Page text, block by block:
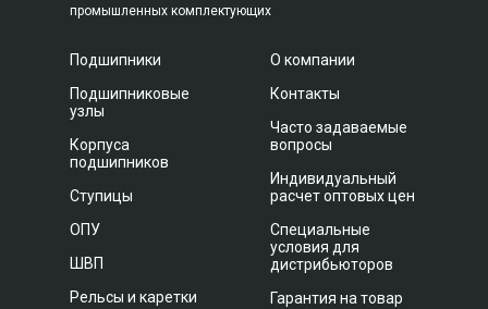
промышленных комплектующих
Подшипники
Подшипниковые
узлы
Корпуса
подшипников
Ступицы
ОПУ
ШВП
Рельсы и каретки
О компании
Контакты
Часто задаваемые
вопросы
Индивидуальный
расчет оптовых цен
Специальные
условия для
дистрибьюторов
Гарантия на товар